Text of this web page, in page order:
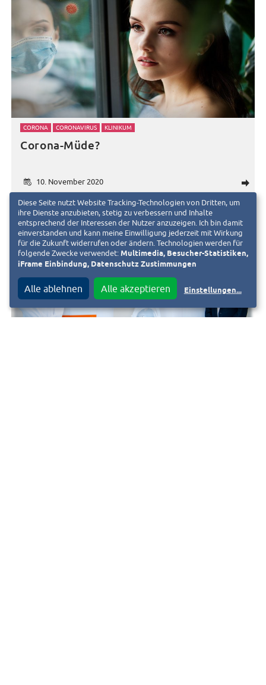
d
10. November 2020
CORONA CORONAVIRUS KLINIKUM
Corona-Müde?
Diese Seite nutzt Website Tracking-Technologien von Dritten, um
ihre Dienste anzubieten, stetig zu verbessern und Inhalte
entsprechend der Interessen der Nutzer anzuzeigen. Ich bin damit
einverstanden und kann meine Einwilligung jederzeit mit Wirkung
für die Zukunft widerrufen oder ändern. Technologien werden für
folgende Zwecke verwendet: Multimedia, Besucher-Statistiken,
iFrame Einbindung, Datenschutz Zustimmungen
Alle ablehnen Alle akzeptieren Einstellungen...